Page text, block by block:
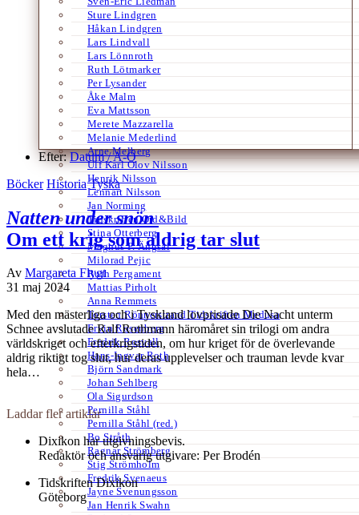
Sture Lindgren
Håkan Lindgren
Lars Lindvall
Lars Lönnroth
Ruth Lötmarker
Per Lysander
Åke Malm
Eva Mattsson
Merete Mazzarella
Melanie Mederlind
Arne Melberg
Ulf Karl Olov Nilsson
Henrik Nilsson
Lennart Nilsson
Jan Norming
Tidskriften Ord&Bild
Stina Otterberg
Magnus P. Ängsal
Milorad Pejic
Ruth Pergament
Mattias Pirholt
Anna Remmets
Torsten Rönnerstrand Tidskriften Medusa
Ervin Rosenberg
Fredrik Rosvall
Hans-Ingvar Roth
Björn Sandmark
Johan Sehlberg
Ola Sigurdson
Pernilla Ståhl
Pernilla Ståhl (red.)
Bo Stråth
Ragnar Strömberg
Stig Strömholm
Fredrik Svenaeus
Jayne Svenungsson
Jan Henrik Swahn
Efter:Datum /A-Ö
Böcker Historia Tyska
Natten under snön
Om ett krig som aldrig tar slut
Av Margareta Flygt
31 maj 2024
Med den mästerliga och i Tyskland lovprisade Die Nacht unterm
Schnee avslutade Ralf Rothmann häromåret sin trilogi om andra
världskriget och efterkrigstiden, om hur kriget för de överlevande
aldrig riktigt tog slut, hur deras upplevelser och trauman levde kvar
hela…
Laddar fler artiklar
Dixikon har utgivningsbevis.
Redaktör och ansvarig utgivare: Per Brodén
Tidskriften Dixikon
Göteborg